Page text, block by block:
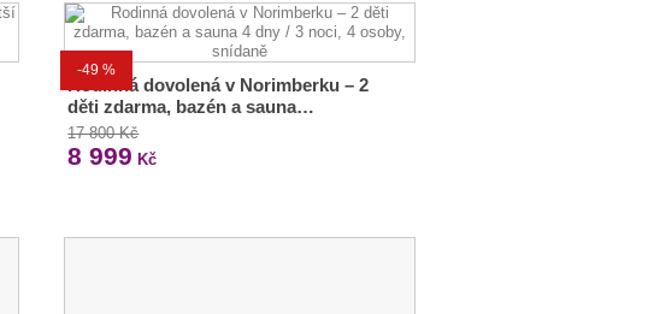
-49 %
Rodinná dovolená v Norimberku – 2
děti zdarma, bazén a sauna…
17 800 Kč
8 999 Kč